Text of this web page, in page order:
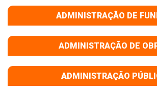
ADMINISTRAÇÃO DE
ADMINISTRAÇÃO DE
ADMINISTRAÇÃO